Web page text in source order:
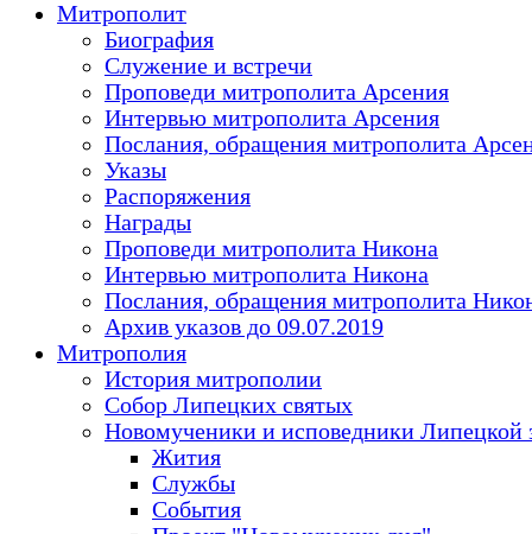
Митрополит
Биография
Служение и встречи
Проповеди митрополита Арсения
Интервью митрополита Арсения
Послания, обращения митрополита
Указы
Распоряжения
Награды
Проповеди митрополита Никона
Интервью митрополита Никона
Послания, обращения митрополита
Архив указов до 09.07.2019
Митрополия
История митрополии
Собор Липецких святых
Новомученики и исповедники Липецкой
Жития
Службы
События